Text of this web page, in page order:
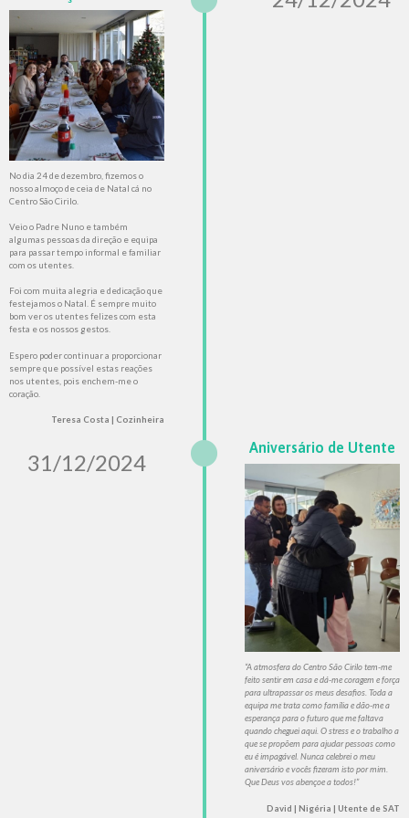
No dia 24 de dezembro, fizemos o
nosso almoço de ceia de Natal cá no
Centro São Cirilo.
Veio o Padre Nuno e também
algumas pessoas da direção e equipa
para passar tempo informal e familiar
com os utentes.
Foi com muita alegria e dedicação que
festejamos o Natal. É sempre muito
bom ver os utentes felizes com esta
festa e os nossos gestos.
Espero poder continuar a proporcionar
sempre que possível estas reações
nos utentes, pois enchem-me o
coração.
Teresa Costa | Cozinheira
31/12/2024
Aniversário de Utente
“A atmosfera do Centro São Cirilo tem-me
feito sentir em casa e dá-me coragem e força
para ultrapassar os meus desafios. Toda a
equipa me trata como família e dão-me a
esperança para o futuro que me faltava
quando cheguei aqui. O stress e o trabalho a
que se propõem para ajudar pessoas como
eu é impagável. Nunca celebrei o meu
aniversário e vocês fizeram isto por mim.
Que Deus vos abençoe a todos!”
David | Nigéria | Utente de SAT